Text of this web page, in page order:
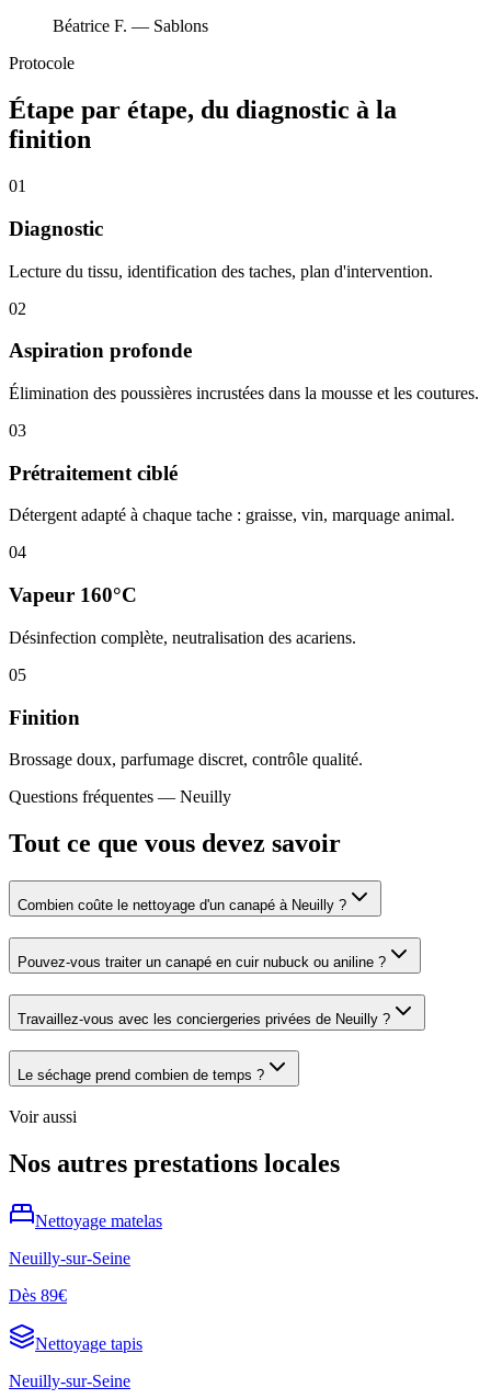
Béatrice F. — Sablons
Protocole
Étape par étape, du diagnostic à la
finition
01
Diagnostic
Lecture du tissu, identification des taches, plan d'intervention.
02
Aspiration profonde
Élimination des poussières incrustées dans la mousse et les coutures.
03
Prétraitement ciblé
Détergent adapté à chaque tache : graisse, vin, marquage animal.
04
Vapeur 160°C
Désinfection complète, neutralisation des acariens.
05
Finition
Brossage doux, parfumage discret, contrôle qualité.
Questions fréquentes — Neuilly
Tout ce que vous devez savoir
Combien coûte le nettoyage d'un canapé à Neuilly ?
Pouvez-vous traiter un canapé en cuir nubuck ou aniline ?
Travaillez-vous avec les conciergeries privées de Neuilly ?
Le séchage prend combien de temps ?
Voir aussi
Nos autres prestations locales
Nettoyage matelas
Neuilly-sur-Seine
Dès 89€
Nettoyage tapis
Neuilly-sur-Seine